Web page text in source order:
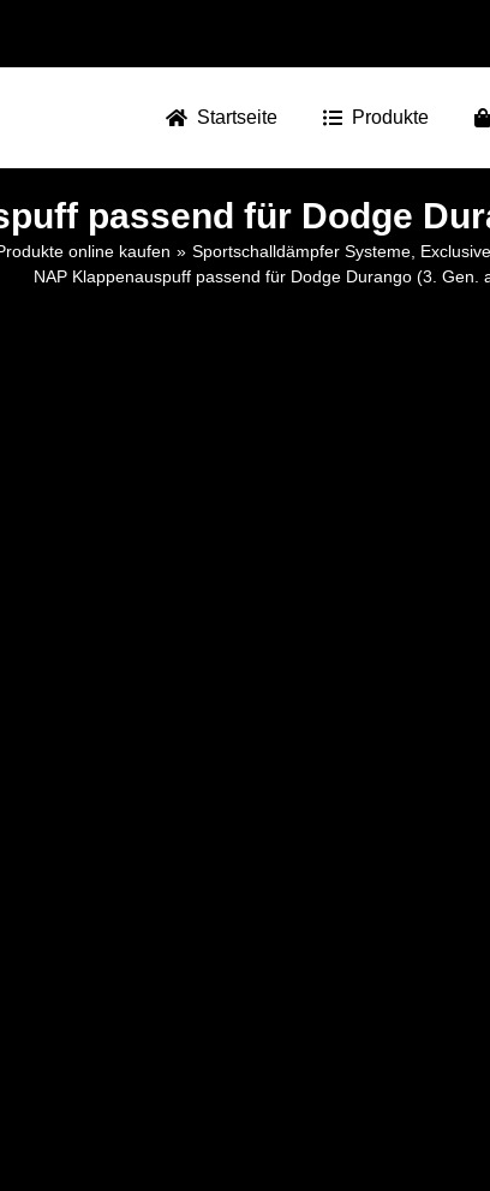
Startseite Produkte
passend für Dodge
online kaufen Sportschalldämpfer Systeme,
NAP Klappenauspuff passend für Dodge Durango (3. Gen.